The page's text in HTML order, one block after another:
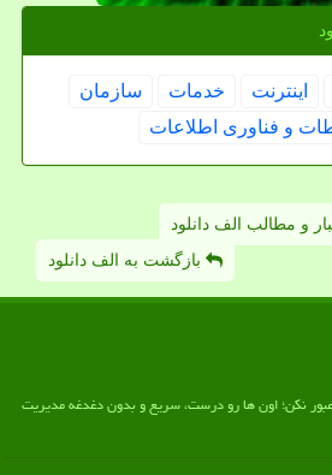
اینترنت خدمات
سازمان
و فناوری اطلاعات
و مطالب الف دانلود
بازگشت به الف دانلود
عبور نکن؛ اون ها رو درست، سریع و بدون دغدغه مدیریت